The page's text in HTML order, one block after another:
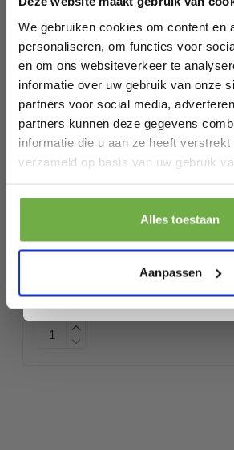
We gebruiken cookies om content en
personaliseren, om functies voor
en om ons websiteverkeer te
informatie over uw gebruik van onze
partners voor social media,
partners kunnen deze gegevens
informatie die u aan ze heeft verstrekt
verzameld op basis van uw gebruik
Alles toestaan
Aanpassen
1 x kerstboom
1 x gebruikershandleiding
Specificaties
Artikelnummer
CM24324DE
EAN
6095801462465
SKU
146707926
Gerelateerde
Coast Kunstkerstboom met
Kleurrijke LED-lampjes - 8
lichtmodi - 180cm
€ 149,00
Bij 2dekansje.com
kortingen tot wel
Laat ons weten wanneer je
Pak € 5,- korting
. Je kunt je op elk moment